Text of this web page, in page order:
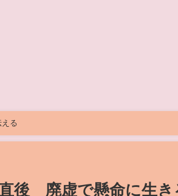
る
直後 廃虚で懸命に生き